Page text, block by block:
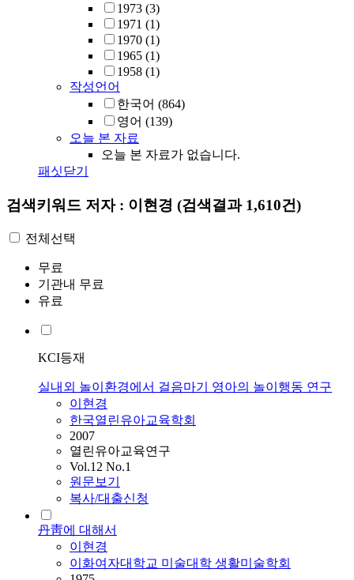
1973 (3)
1971 (1)
1970 (1)
1965 (1)
1958 (1)
작성언어
한국어 (864)
영어 (139)
오늘 본 자료
오늘 본 자료가 없습니다.
패싯닫기
검색키워드 저자 : 이현경 (검색결과 1,610건)
전체선택
무료
기관내 무료
유료
KCI등재
실내외 놀이환경에서 걸음마기 영아의 놀이행동 연구
이현경
한국열린유아교육학회
2007
열린유아교육연구
Vol.12 No.1
원문보기
복사/대출신청
丹靑에 대해서
이현경
이화여자대학교 미술대학 생활미술학회